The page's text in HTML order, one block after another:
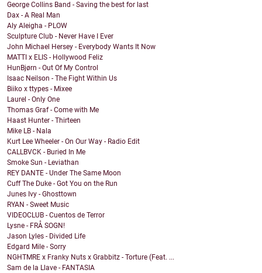
George Collins Band - Saving the best for last
Dax - A Real Man
Aly Aleigha - PLOW
Sculpture Club - Never Have I Ever
John Michael Hersey - Everybody Wants It Now
MATTI x ELIS - Hollywood Feliz
HunBjørn - Out Of My Control
Isaac Neilson - The Fight Within Us
Biiko x ttypes - Mixee
Laurel - Only One
Thomas Graf - Come with Me
Haast Hunter - Thirteen
Mike LB - Nala
Kurt Lee Wheeler - On Our Way - Radio Edit
CALLBVCK - Buried In Me
Smoke Sun - Leviathan
REY DANTE - Under The Same Moon
Cuff The Duke - Got You on the Run
Junes Ivy - Ghosttown
RYAN - Sweet Music
VIDEOCLUB - Cuentos de Terror
Lysne - FRÅ SOGN!
Jason Lyles - Divided Life
Edgard Mile - Sorry
NGHTMRE x Franky Nuts x Grabbitz - Torture (Feat. ...
Sam de la Llave - FANTASIA